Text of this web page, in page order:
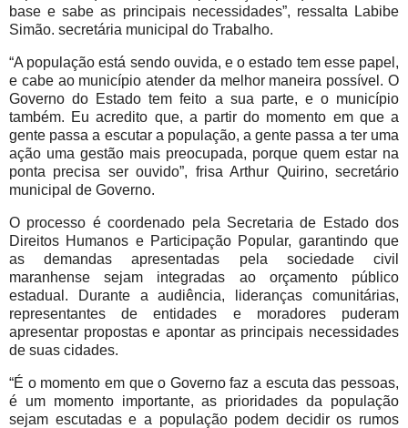
base e sabe as principais necessidades”, ressalta Labibe
Simão. secretária municipal do Trabalho.
“A população está sendo ouvida, e o estado tem esse papel,
e cabe ao município atender da melhor maneira possível. O
Governo do Estado tem feito a sua parte, e o município
também. Eu acredito que, a partir do momento em que a
gente passa a escutar a população, a gente passa a ter uma
ação uma gestão mais preocupada, porque quem estar na
ponta precisa ser ouvido”, frisa Arthur Quirino, secretário
municipal de Governo.
O processo é coordenado pela Secretaria de Estado dos
Direitos Humanos e Participação Popular, garantindo que
as demandas apresentadas pela sociedade civil
maranhense sejam integradas ao orçamento público
estadual. Durante a audiência, lideranças comunitárias,
representantes de entidades e moradores puderam
apresentar propostas e apontar as principais necessidades
de suas cidades.
“É o momento em que o Governo faz a escuta das pessoas,
é um momento importante, as prioridades da população
sejam escutadas e a população podem decidir os rumos